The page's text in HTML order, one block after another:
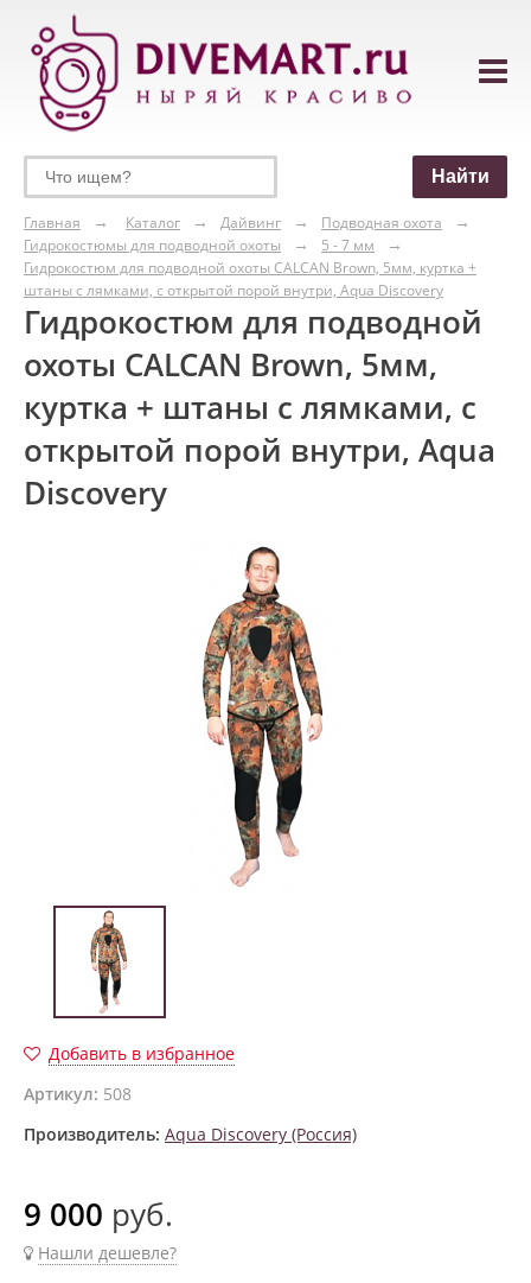
Главная Каталог Дайвинг
Подводная охота
Гидрокостюмы для подводной охоты
5 - 7 мм
Гидрокостюм для подводной охоты CALCAN Brown, 5мм, куртка +
штаны с лямками, с открытой порой внутри, Aqua Discovery
Гидрокостюм для подводной
охоты CALCAN Brown, 5мм,
куртка + штаны с лямками, с
открытой порой внутри, Aqua
Discovery
Добавить в избранное
Артикул: 508
Производитель: Aqua Discovery (Россия)
9 000 руб.
Нашли дешевле?